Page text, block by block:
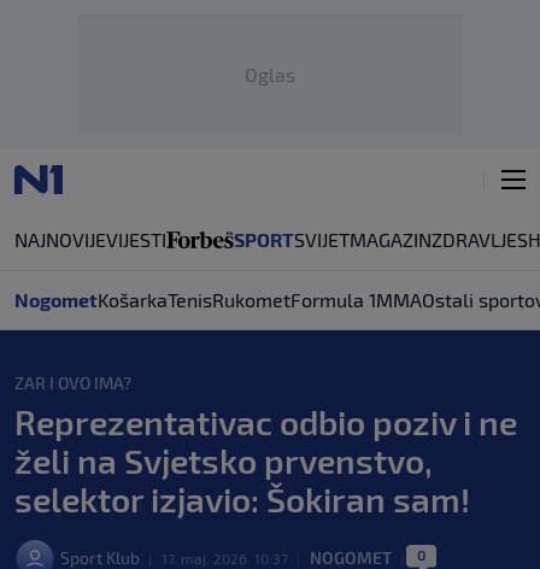
Oglas
NAJNOVIJEVIJESTI SPORTSVIJETMAGAZINZDRAVLJE
NogometKošarkaTenisRukometFormula 1MMAOstali
ZAR I OVO IMA?
Reprezentativac odbio poziv i ne
želi na Svjetsko prvenstvo,
selektor izjavio: Šokiran sam!
Sport Klub 17. maj. 2026. 10:37 NOGOMET 0